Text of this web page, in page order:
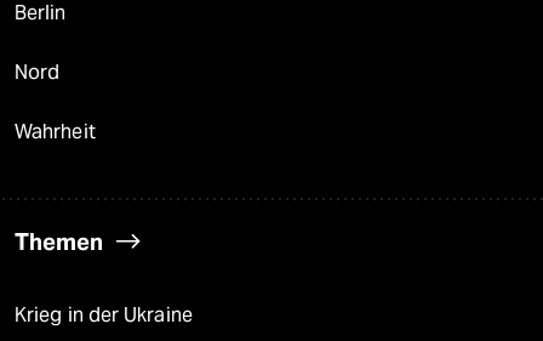
Berlin
Nord
Wahrheit
Themen
Krieg in der Ukraine